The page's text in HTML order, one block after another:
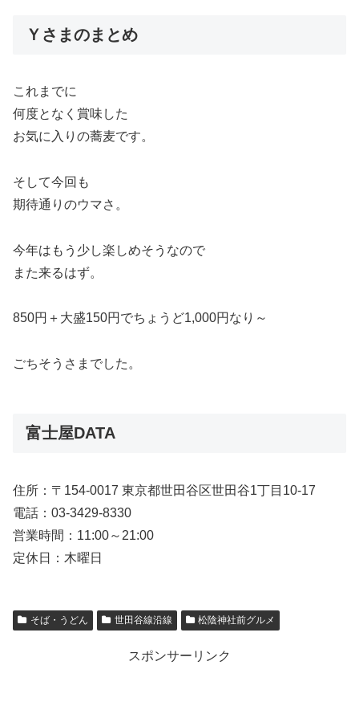
Ｙさまのまとめ
これまでに
何度となく賞味した
お気に入りの蕎麦です。
そして今回も
期待通りのウマさ。
今年はもう少し楽しめそうなので
また来るはず。
850円＋大盛150円でちょうど1,000円なり～
ごちそうさまでした。
富士屋DATA
住所：〒154-0017 東京都世田谷区世田谷1丁目10-17
電話：03-3429-8330
営業時間：11:00～21:00
定休日：木曜日
そば・うどん 世田谷線沿線 松陰神社前グルメ
スポンサーリンク